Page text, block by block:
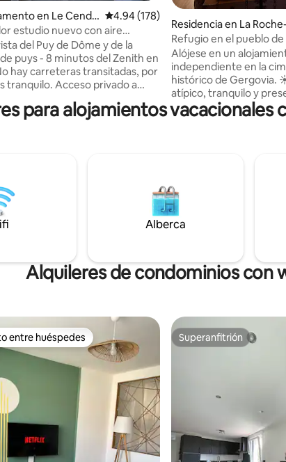
de 5; 107 evaluaciones
en Le Cendr
Calificación promedio: 4.94 de 5; 178
4.94 (178)
estudio nuevo con aire
puys - 8 minutos del Zenith en
hay carreteras transitadas, por
Acceso privado a
. Adosado a la
petición (gratis) Limpieza no
en el precio, no hay opciones de
Residencia en La
che
Refugio en el pueblo
Alójese en un
independiente en la
histórico de Gergovia. ☀️ Este
atípico, tranquilo y
un acceso inmediato a
senderismo y a la
dejar de estar cerca de
Zénith d'Auvergne y
autopista a 5 minutos,
cerca. Estaré
para alojamientos vacacionales
Alberca
Alquileres de condominios con
entre huéspedes
entre huéspedes Superanfitrión
Superanfitrión